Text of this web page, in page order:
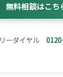
無料相談はこ
ーダイヤル